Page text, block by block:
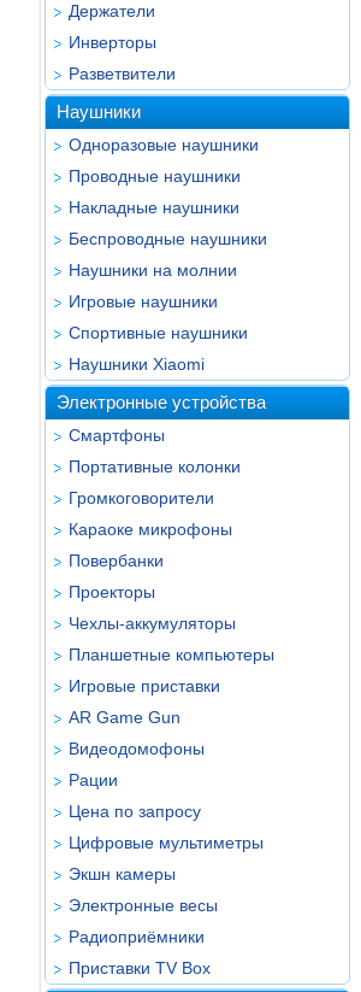
Держатели
Инверторы
Разветвители
Наушники
Одноразовые наушники
Проводные наушники
Накладные наушники
Беспроводные наушники
Наушники на молнии
Игровые наушники
Спортивные наушники
Наушники Xiaomi
Электронные устройства
Смартфоны
Портативные колонки
Громкоговорители
Караоке микрофоны
Повербанки
Проекторы
Чехлы-аккумуляторы
Планшетные компьютеры
Игровые приставки
AR Game Gun
Видеодомофоны
Рации
Цена по запросу
Цифровые мультиметры
Экшн камеры
Электронные весы
Радиоприёмники
Приставки TV Box